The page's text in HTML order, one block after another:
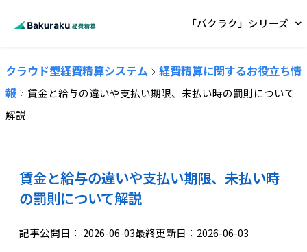
「バクラク」シリーズ
クラウド型経費精算システム
経費精算に関するお役立ち情
報
賃金と給与の違いや支払い期限、未払い時の罰則について
解説
賃金と給与の違いや支払い期限、未払い時
の罰則について解説
記事公開日： 2026-06-03最終更新日：2026-06-03